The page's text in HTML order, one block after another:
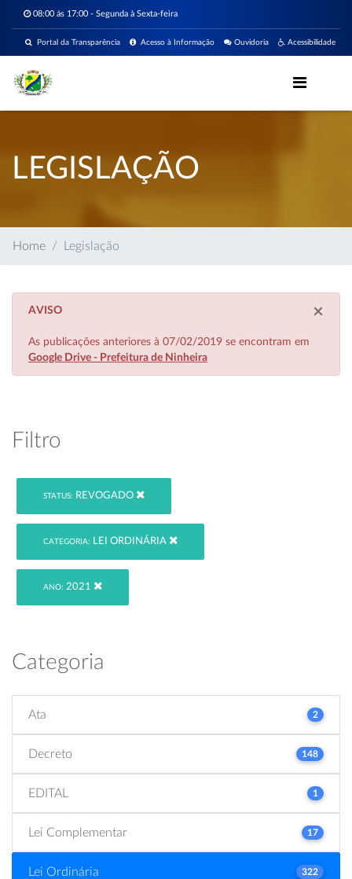
08:00 ás 17:00 - Segunda à Sexta-feira
Acessibilidade
Ouvidoria
Acesso à Informação
Portal da Transparência
LEGISLAÇÃO
Home Legislação
×
AVISO
As publicações anteriores à 07/02/2019 se encontram em
Google Drive - Prefeitura de Ninheira
Filtro
STATUS: REVOGADO
CATEGORIA: LEI ORDINÁRIA
ANO: 2021
Categoria
Ata 2
Decreto 148
EDITAL 1
Lei Complementar 17
Lei Ordinária 322